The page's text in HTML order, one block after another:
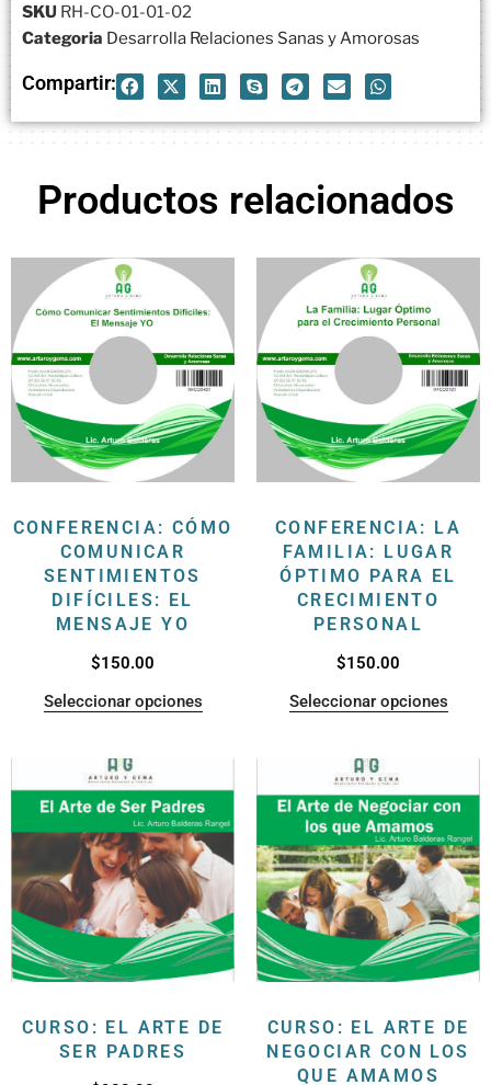
SKU RH-CO-01-01-02
Categoria Desarrolla Relaciones Sanas y Amorosas
Compartir:
Productos relacionados
CONFERENCIA: CÓMO
COMUNICAR
SENTIMIENTOS
DIFÍCILES: EL
MENSAJE YO
$150.00
Seleccionar opciones
CONFERENCIA: LA
FAMILIA: LUGAR
ÓPTIMO PARA EL
CRECIMIENTO
PERSONAL
$150.00
Seleccionar opciones
CURSO: EL ARTE DE
SER PADRES
CURSO: EL ARTE DE
NEGOCIAR CON LOS
QUE AMAMOS